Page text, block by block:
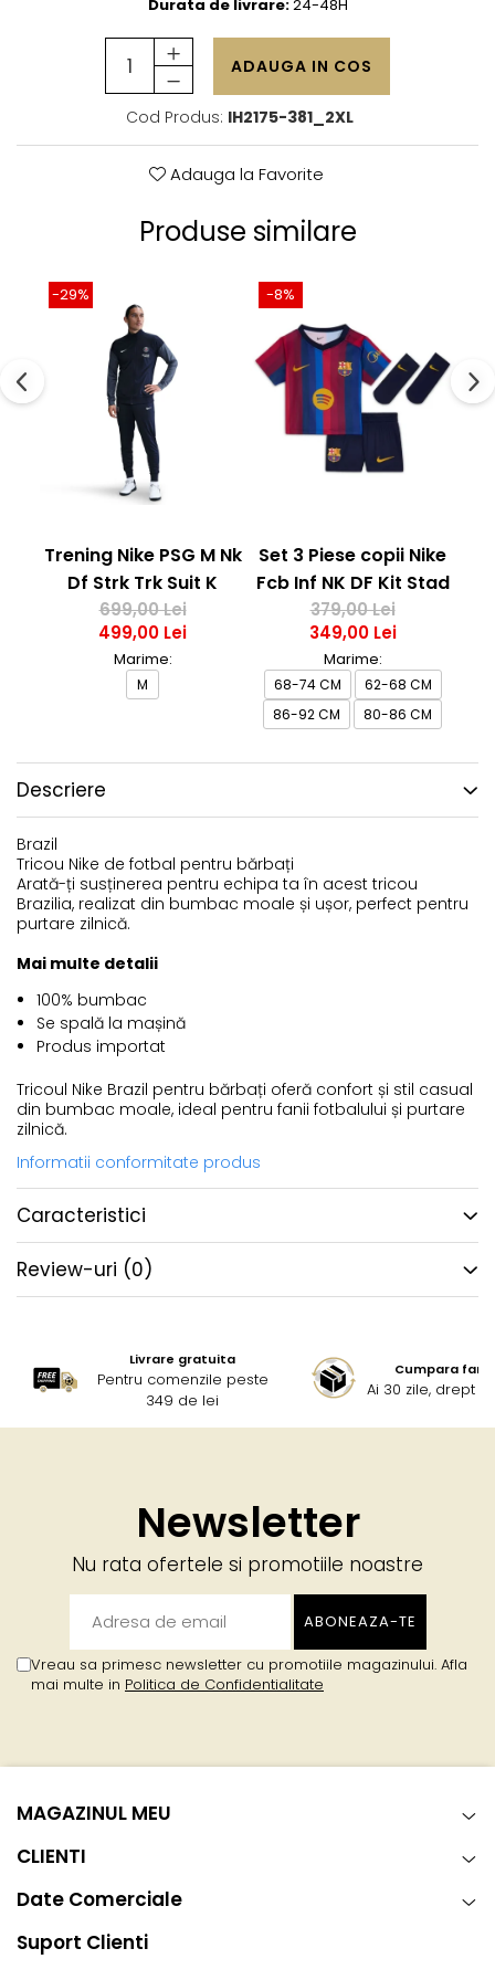
Durata de livrare:24-48H
ADAUGA IN COS
Cod Produs: IH2175-381_2XL
Adauga la Favorite
Produse similare
-29%
Trening Nike PSG M Nk
Df Strk Trk Suit K
699,00 Lei
499,00 Lei
Marime:
M
-8%
Set 3 Piese copii Nike
Fcb Inf NK DF Kit Stad
Hm
379,00 Lei
349,00 Lei
Marime:
68-74 CM
62-68 CM
86-92 CM
80-86 CM
Descriere
Brazil
Tricou Nike de fotbal pentru bărbați
Arată-ți susținerea pentru echipa ta în acest tricou
Brazilia, realizat din bumbac moale și ușor, perfect pentru
purtare zilnică.
Mai multe detalii
100% bumbac
Se spală la mașină
Produs importat
Tricoul Nike Brazil pentru bărbați oferă confort și stil casual
din bumbac moale, ideal pentru fanii fotbalului și purtare
zilnică.
Informatii conformitate produs
Caracteristici
Review-uri (0)
Livrare gratuita
Pentru comenzile peste
349 de lei
Cumpara fara
Ai 30 zile, drept
Newsletter
Nu rata ofertele si promotiile noastre
Vreau sa primesc newsletter cu promotiile magazinului. Afla
mai multe in Politica de Confidentialitate
MAGAZINUL MEU
CLIENTI
Date Comerciale
Suport Clienti